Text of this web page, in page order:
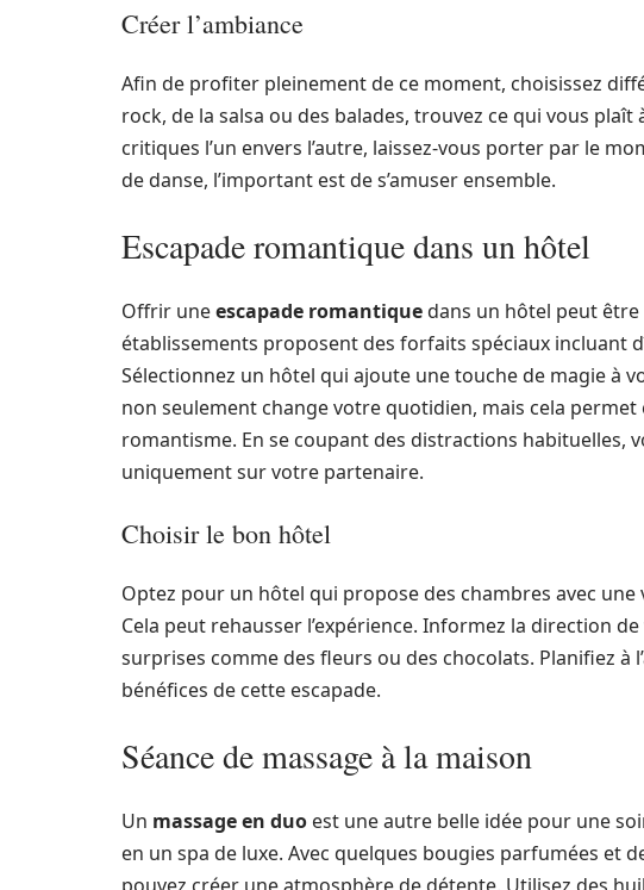
Créer l’ambiance
Afin de profiter pleinement de ce moment, choisissez
rock, de la salsa ou des balades, trouvez ce qui vous
critiques l’un envers l’autre, laissez-vous porter par le
de danse, l’important est de s’amuser ensemble.
Escapade romantique dans un hôtel
Offrir uneescapade romantiquedans un hôtel peut
établissements proposent des forfaits spéciaux incluant
Sélectionnez un hôtel qui ajoute une touche de magie à
non seulement change votre quotidien, mais cela permet
romantisme. En se coupant des distractions habituelles,
uniquement sur votre partenaire.
Choisir le bon hôtel
Optez pour un hôtel qui propose des chambres avec une
Cela peut rehausser l’expérience. Informez la direction
surprises comme des fleurs ou des chocolats. Planifiez à
bénéfices de cette escapade.
Séance de massage à la maison
Un massage en duo est une autre belle idée pour une
en un spa de luxe. Avec quelques bougies parfumées et